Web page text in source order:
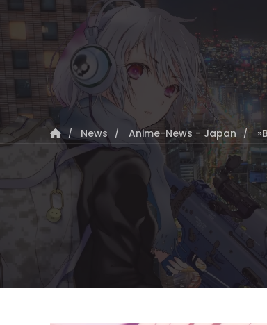
News Anime-News - Japan